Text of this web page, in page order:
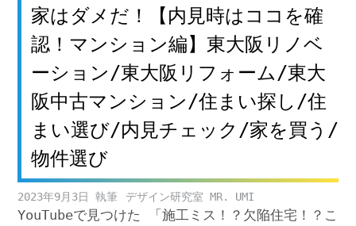
家はダメだ！【内見時はココを確
認！マンション編】東大阪リノベ
ーション/東大阪リフォーム/東大
阪中古マンション/住まい探し/住
まい選び/内見チェック/家を買う/
物件選び
2023年9月3日 デザイン研究室 MR. UMI
YouTubeで見つけた 「施工ミス！？欠陥住宅！？こ